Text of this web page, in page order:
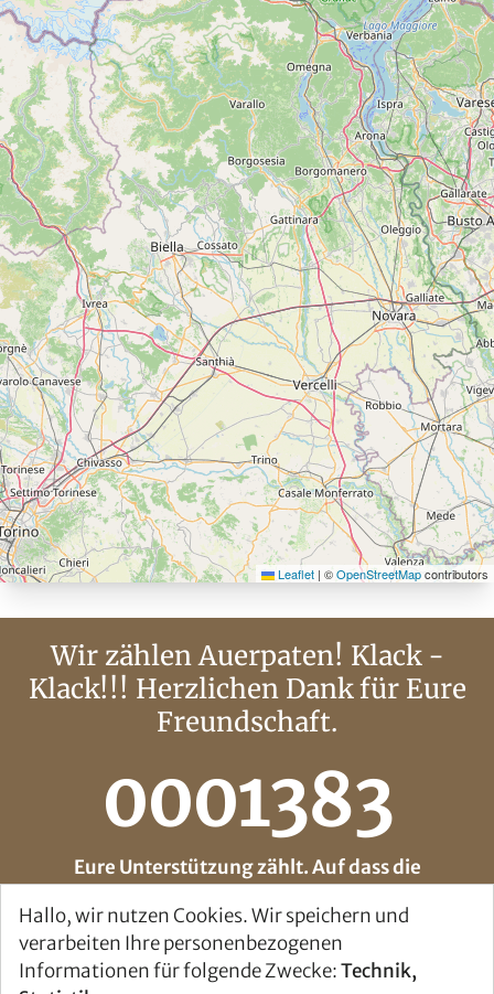
Leaflet | ©OpenStreetMapcontributors
Wir zählen Auerpaten! Klack -
Klack!!! Herzlichen Dank für Eure
Freundschaft.
0001383
Eure Unterstützung zählt. Auf dass die
Hallo, wir nutzen Cookies. Wir speichern und
verarbeiten Ihre personenbezogenen
Informationen für folgende Zwecke:Technik,